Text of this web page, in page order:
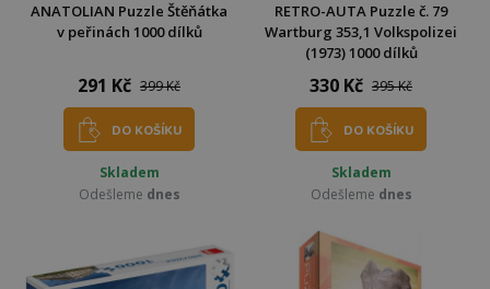
ANATOLIAN Puzzle Štěňátka
v peřinách 1000 dílků
291 Kč 399 Kč
DO KOŠÍKU
Skladem
Odešleme dnes
RETRO-AUTA Puzzle č. 79
Wartburg 353,1 Volkspolizei
(1973) 1000 dílků
330 Kč 395 Kč
DO KOŠÍKU
Skladem
Odešleme dnes